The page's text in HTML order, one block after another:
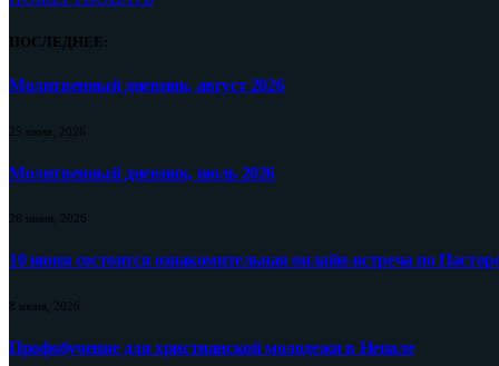
ПОСЛЕДНЕЕ:
Молитвенный дневник, август 2026
25 июля, 2026
Молитвенный дневник, июль 2026
26 июня, 2026
10 июня состоится ознакомительная онлайн-встреча по
8 июня, 2026
Профобучение для христианской молодежи в Непале